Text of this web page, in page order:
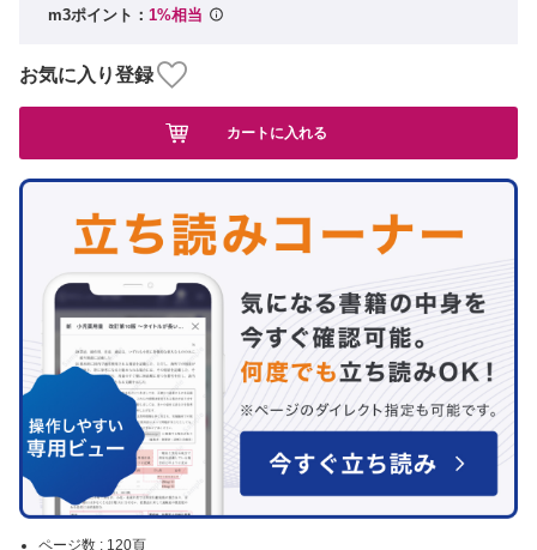
ページ数 : 120頁
m3ポイント： 1%相当
お気に入り登録
カートに入れる